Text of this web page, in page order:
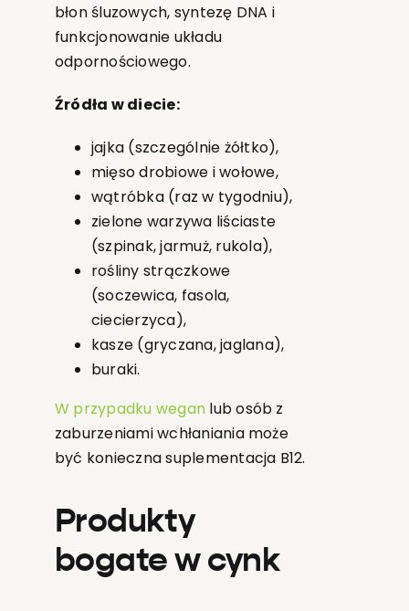
błon śluzowych, syntezę DNA i
funkcjonowanie układu
odpornościowego.
Źródła w diecie:
jajka (szczególnie żółtko),
mięso drobiowe i wołowe,
wątróbka (raz w tygodniu),
zielone warzywa liściaste
(szpinak, jarmuż, rukola),
rośliny strączkowe
(soczewica, fasola,
ciecierzyca),
kasze (gryczana, jaglana),
buraki.
W przypadku wegan lub osób z
zaburzeniami wchłaniania może
być konieczna suplementacja B12.
Produkty
bogate w cynk